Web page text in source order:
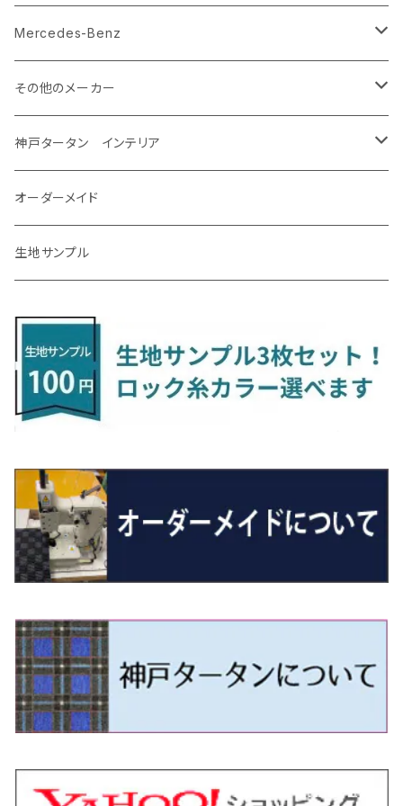
H12/5～H28/8 20/30系
H31/4～R7/12 50系
アイシス
H24/6～H29/12 10系
アクア
H23/12～R3/7 NHP10
R3/7～ MXPK系
アベンシス
H23/9～H30/4 270系
アリオン
H23/10～R3/3 260系
アルファード/ヴェルファイアＨＶ
H27/1～R5/6 30系
R5/6～ 40系
H24/4～29/10 20系
ヴィッツ
H22/12～R2/3 130系
ヴォクシー
H26/1～R4/1 80系
R4/1～ 90系
エスクァイア
H26/10～R3/12 80系
エスティマ
H18/1～H24/5（前期）
H24/5～R1/10（後期）
エスティマ・ハイブリッド
H18/6～H24/5（前期）
H24/5～R1/10（後期）
オーリス
H24/8～H30/3 180系
カムリ
H24/5～ 160系
カローラ・クロス
R5/12〜 4人乗 TAWH15W
R6/5～ 6人乗 TAWH15W
ＬＳ４６０
H18/9～H29/10
ＬＳ６００ｈ
H19/5～H29/10
ＬＳ５００/ＬＳ５００ｈ
H29/10～
ＬＸ
H27/9～R3/10 URJ201W
ＮＸ
R3/11～ 20系
H26/10～
ＲＸ
H27/10～R4/7 20系5人乗
H29/12～R4/7 20系7人乗
R4/11～ 10系
ＵＸ
H30/11～
H25/12～R4/7 T32
R4/7～ T33
エルグランド
H22/8～R8/7 E52
R8/7～ E53
オーラ
R3/8～ E13
ＮＶ３５０キャラバン
H24/6～ E26 3人乗
H24/6～ E26 5・6人乗
キューブ
H14/10～R2/3 Z11・Z12
キックス
R2/6~R8/6 15系(e-POWER)
R8/6～ 16系
H11/6～H16/10 Y34
サクラ
R4/5～ B6AW
シーマ
H13/1～R4/8 F50・Y51
シルビア
H3/1～H11/1 S13・S14
H11/1～H14/11 S15
シルフィ
H24/12～R3/10 TB17
ジューク
H22/6～R2/6 F15
スカイライン
H13/6～H18/11 V35
H26/2～ V37
スカイライン・クロスオーバー
H11/6～H16/10 Y34
セレナ
H27/4～H30/3 YAM
クロストレック
R4/9～ GU系
サンバーバン/ディアス
H11/2～H24/2 TV系
H24/4～R4/1 S3系
サンバートラック
H24/2～H26/9 S200系
H26/9～ S500系
シフォン
H28/12～R1/7 LA600/610
ジャスティ
H23/5～ LA100系
ソルテラ
R4/5~ XEAM10X・YEAM15X
ディアスワゴン
H21/9～R2/4 S300系
トレジア
H22/11～H28/3 120系
フォレスター
H14/2～ SG/SH/SJ/SK系
プレオ
H22/4～H30/3 L275/285
プレオプラス
H24/12～H29/5 LA300/310
レヴォーグ
H15/6～R2/8 BN/BM/BL系
レガシィアウトバック
R4/9～ KH系
ＭＡＺＤＡ２
R1/9～ DJ系
ＭＡＺＤＡ３
R1/5～ BP系
ＭＡＺＤＡ６
R1/8～ GJ系
ＭＸ－３０
R2/10～ DREJ3P
アクセラ/アクセラ・スポーツ
H24/11～R1/8 GJ系
キャロル
H27/1～ HB36/37/97S
キャロルエコ
H24/11～H27/1 HB35S
スクラム
H17/9～ DG64/DG17
スクラムトラック
H25/9～ DG16T
デミオ
H19/7～R1/7 DE/DJ系
ビアンテ
H20/7～30/3 CC系
ファミリア バン
H30/6～ 160系
H24/10～ MJ系
フレアクロスオーバー
H27/9～R5/6 LA250/260S
グランマックスカーゴ
R2/9～ S403/413V
グランマックストラック
R2/9～ S403/413P
コペン
H14/6～ L880/LA400K
タフト
R2/6～ LA900/910S
タント
R1/7～ LA650/660
H28/11～ M900系
ハイゼット・キャディー
H28/6～R3/9 LA700V
ハイゼット・カーゴ
H16/12～ S300/S700系
ハイゼット・トラック
H11/1～ S200/S500系
ブーン
H28/4～R5/12 M700系
ミラ
H18/12～ L275/285
ミラ・イース
H23/9～ LA300系
ミラ・ココア
H30/6～ LA550/560S
ムーヴ
H26/12～R3/12 HA36
R3/12～ HA37/97S
アルトラパン/アルトラパンショコラ
H20/11～ HE22/33S
アルトラパンLC
R4/6～ HE33S
イグニス
H28/2～ FF21S
エスクード
H17/5～H27/10 TA/TD系
エブリィ
H13/9～ DA系
クロスビー(XBEE)
H29/12～R7/10 MN71S
ジムニー
H3/6～ JA/JB系
ジムニーノマド
R7/4～ JC74W
ジムニーワイド/ジムニーシエラ
H10/1～H14/1 JB33/43W
H14/1～ JB43/74W
スイフト/スイフトスポーツ
H22/9～ スイフト
H23/12～
スペーシア/スペーシアカスタム/スペーシアギア
H25/3～R5/11
R5/11～ MK54S・MK94S
スペーシアベース
H23/1～H27/8 MA15S
ハスラー
H26/2～ B11A/B30系/BA系
ｅｋスペースカスタム/ｅｋクロススペース
H26/2～ B11A/B30系
ｅｋワゴン
H25/6～ B11W/B30系
ｅｋカスタム/ｅｋクロス
H25/6～H31/3 ｅｋカスタム
H31/3～ ｅｋクロス
ekクロスEV
R4/6～ B5AW
アイミーブ
H24/10～R2/12 GF系
アウトランダーＰＨＥＶ
H25/1～ GG/GN系 5人乗
エクリプスクロス/エクリプスクロスPHEV
H30/3～ GK/GL系
タウンボックス
H26/2～ DS17/64W
ディグニティ
H24/7～H29/1 BHGY51
デリカＤ：２
H23/3～ MB系
デリカＤ：３
H23/10～H31/4 BM20 7人乗
デリカＤ：５
R5/5～ B30系/BA系
パジェロ
H23/12～28/8 RM1/4
H30/8～R4/12 RW1/2・RT5/6 5人乗り
CR-Z
H22/2～29/1 ZF1・ZF2
NBOX/NBOXカスタム
H23/12～H29/9 JF1/2
H29/9～R5/10 JF3/4
NBOXプラス/NBOXプラスカスタム
H24/7～H29/8 JF1/2
NBOXスラッシュ
H26/12～R2/2 JF1/2
NBOXジョイ
H24/11～R2/3 JG1・JG2
R2/11～ JG3・JG4
N-ONE e:
R7/9~ JG5
N-VAN
H30/7～ JJ1・JJ2
N-VAN e:
R6/10~ JJ3
N‐WGN/N‐WGNカスタム
H25/11～ JH1・JH2・JH3・JH4
S660
H27/4～R3/12 JW5
WR-V
R6/3～ DG5
ZR-V
H11/6～H30/7 バン HH5・HH6
アコード・アコードハイブリッド
アップ
H24/10～R3/3 AA系
アルテオン
H29/10～ ３HD系
ゴルフ
H25/4～R3/4 AU系
R3/6～ CDD系
H16/4～28/1 １T系 トゥラン
シャラン
H23/2～ 7N系
Tクロス
R2/7～ A1D系
ティグアン
H20/9～H29/1 5NC系
トゥアレグ
H15/9～H30/4 7L/7P系
パサート
H23/5～H27/7 3CCAX
H27/7～ 3CC/3CD系
ザ・ビートル
H24/4～R3/4 16C系
ポロ
H21/10～H30/3 6RC系
H30/3～ AW系
Mercedes-Benz
Ａクラス
H24/11～30/10
H30/10～
Ｂクラス
H24/4～R1/6
Ｃクラス
H26/7～R4/2
ＣＬＡクラス
H27/6～R1/8
ＣＬＳクラス
H30/6～
Ｅクラス
H28/7～
ＧＬＡクラス
H26/5～R2/6
ＧＬＥクラス
R1/6～
Ｓクラス
H25/10～R3/10
Ｖクラス
H27/4～
その他のメーカー
MINI
MINIクロスオーバー
神戸タータン インテリア
ラグマット
ラグマットセカンド（L）
ラグマットミニ（S）
オーダーメイド
生地サンプル